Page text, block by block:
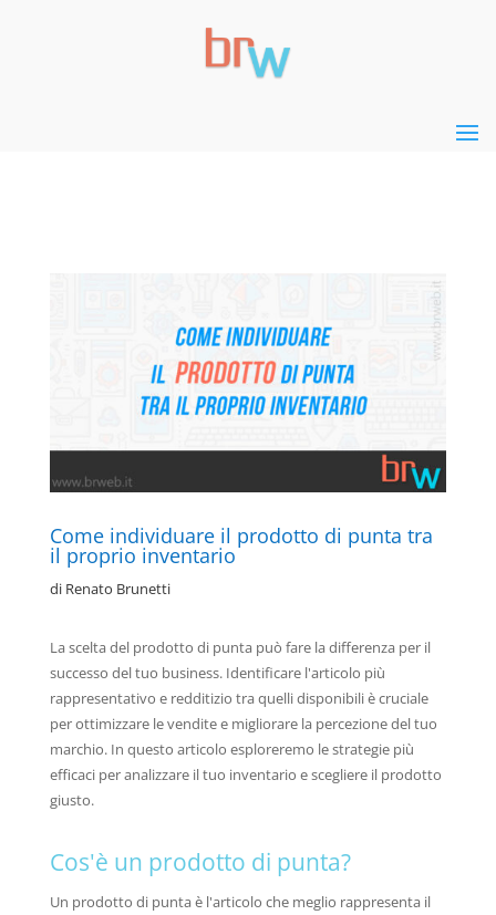
Come individuare il prodotto di punta tra
il proprio inventario
di Renato Brunetti
La scelta del prodotto di punta può fare la differenza per il
successo del tuo business. Identificare l'articolo più
rappresentativo e redditizio tra quelli disponibili è cruciale
per ottimizzare le vendite e migliorare la percezione del tuo
marchio. In questo articolo esploreremo le strategie più
efficaci per analizzare il tuo inventario e scegliere il prodotto
giusto.
Cos'è un prodotto di punta?
Un prodotto di punta è l'articolo che meglio rappresenta il